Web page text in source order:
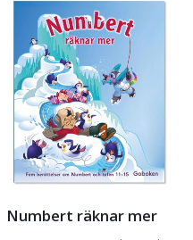
Numbert räknar mer